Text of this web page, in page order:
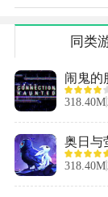
同类
闹鬼的
318.40M
奥日与
318.40M